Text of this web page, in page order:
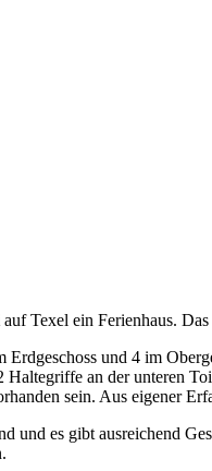
auf Texel ein Ferienhaus.
und 4 im
Haltegriffe an der unteren
sein. Aus eigener
und es gibt ausreichend